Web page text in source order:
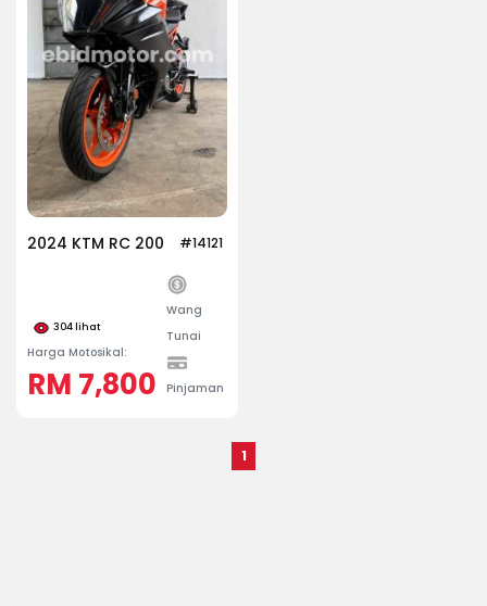
#14121
2024 KTM RC 200
304lihat
Harga Motosikal:
RM 7,800
Wang
Tunai
Pinjaman
1